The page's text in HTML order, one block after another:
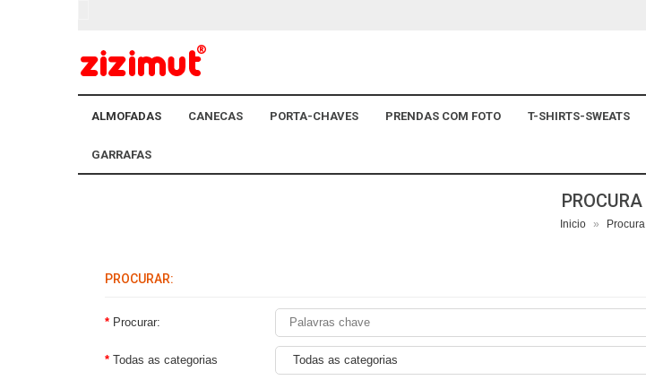
ALMOFADAS CANECAS PORTA-CHAVES PRENDAS COM FOTO T-SHIRTS-SWEATS
GARRAFAS
PROCURA
Inicio » Procura
PROCURAR:
Procurar:
Todas as categorias